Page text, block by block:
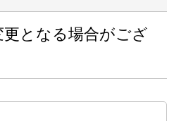
となる場合がござ